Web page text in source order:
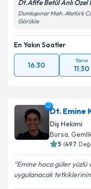
Dt.Afife Betül Anlı Özel
Dumlupınar Mah. Atatürk
Görükle
En Yakın Saatler
16:30
Yarın
11:30
Dt. Emine
Diş Hekimi
Bursa,
5 (497
Emine hoca güler yüzlü
uygulanacak tetkiklerinin